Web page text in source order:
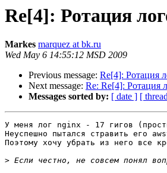
Re[4]: Ротация
Markes marquez at bk.ru
Wed May 6 14:55:12 MSD 2009
Previous message: Re[4]: Ротация
Next message: Re: Re[4]: Ротация
Messages sorted by: [ date ] [
У меня лог nginx - 17 гигов
Неуспешно пытался стравить его
Поэтому хочу убрать из него все
>